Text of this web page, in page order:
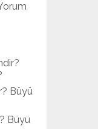
Büyü
Büyü